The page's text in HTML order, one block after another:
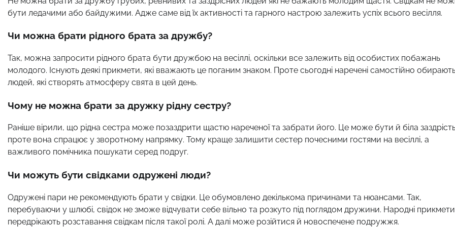
бути ледачими або байдужими. Адже саме від їх активності та гарного настрою залежить успіх всього весілля.
Чи можна брати рідного брата за дружбу?
Так, можна запросити рідного брата бути дружбою на весіллі, оскільки все залежить від особистих побажань
молодого. Існують деякі прикмети, які вважають це поганим знаком. Проте сьогодні наречені самостійно
людей, які створять атмосферу свята в цей день.
Чому не можна брати за дружку рідну сестру?
Раніше вірили, що рідна сестра може позаздрити щастю нареченої та забрати його. Це може бути й біла
проте вона спрацює у зворотному напрямку. Тому краще залишити сестер почесними гостями на весіллі, а
важливого помічника пошукати серед подруг.
Чи можуть бути свідками одружені люди?
Одружені пари не рекомендують брати у свідки. Це обумовлено декількома причинами та нюансами. Так,
перебуваючи у шлюбі, свідок не зможе відчувати себе вільно та розкуто під поглядом дружини. Народні прикмети
передрікають розставання свідкам після такої ролі. А далі може розійтися й новоспечене подружжя.